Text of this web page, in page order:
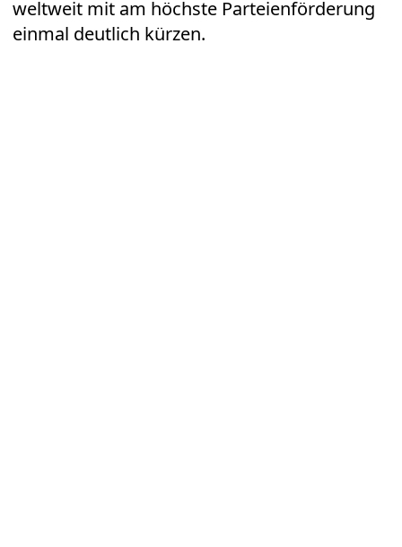
weltweit mit am höchste Parteienförderung
einmal deutlich kürzen.